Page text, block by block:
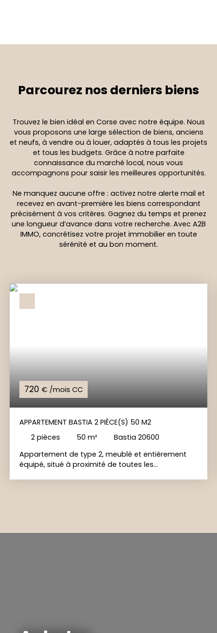
Parcourez nos derniers biens
Trouvez le bien idéal en Corse avec notre équipe. Nous
vous proposons une large sélection de biens, anciens
et neufs, à vendre ou à louer, adaptés à tous les projets
et tous les budgets. Grâce à notre parfaite
connaissance du marché local, nous vous
accompagnons pour saisir les meilleures opportunités.
Ne manquez aucune offre : activez notre alerte mail et
recevez en avant-première les biens correspondant
précisément à vos critères. Gagnez du temps et prenez
une longueur d’avance dans votre recherche. Avec A2B
IMMO, concrétisez votre projet immobilier en toute
sérénité et au bon moment.
720 € /mois CC
APPARTEMENT BASTIA 2 PIÈCE(S) 50 M2
2 pièces 50 m²
Bastia 20600
Appartement de type 2, meublé et entièrement
équipé, situé à proximité de toutes les